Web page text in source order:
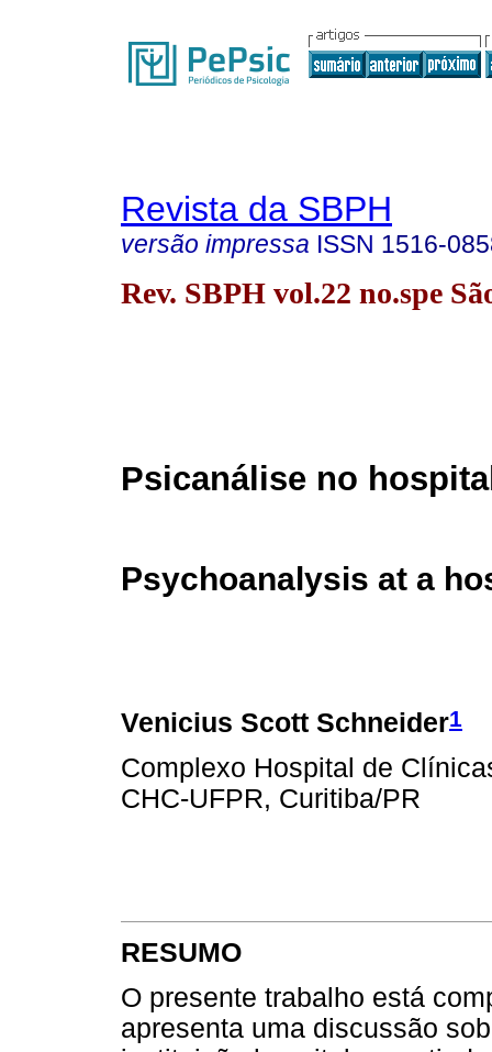
Revista da SBPH
versão impressa ISSN 1516-
Rev. SBPH vol.22 no.spe
Psicanálise no
Psychoanalysis at a
Venicius Scott Schneider1
Complexo Hospital de
CHC-UFPR, Curitiba/PR
RESUMO
O presente trabalho está
apresenta uma discussão